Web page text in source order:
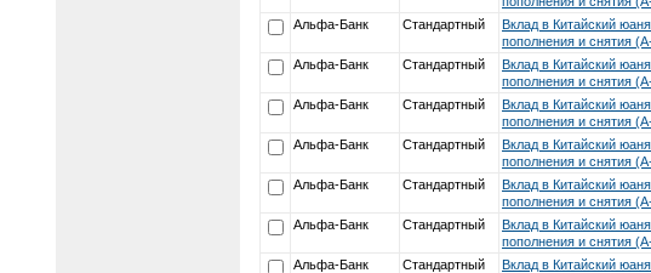
Альфа-Банк Стандартный
Вклад в Китайский
пополнения и снятия
Альфа-Банк Стандартный
Вклад в Китайский
пополнения и снятия
Альфа-Банк Стандартный
Вклад в Китайский
пополнения и снятия
Альфа-Банк Стандартный
Вклад в Китайский
пополнения и снятия
Альфа-Банк Стандартный
Вклад в Китайский
пополнения и снятия
Альфа-Банк Стандартный
Вклад в Китайский
пополнения и снятия
Альфа-Банк Стандартный
Вклад в Китайский